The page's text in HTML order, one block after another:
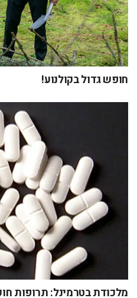
חופש גדול בקולנוע!
מלכודת בטרמינל: תרופות